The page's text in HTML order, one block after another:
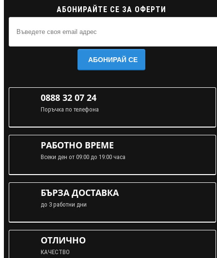
АБОНИРАЙТЕ СЕ ЗА ОФЕРТИ
АБОНИРАЙ СЕ
0888 32 07 24
Поръчка по телефона
РАБОТНО ВРЕМЕ
Всеки ден от 09:00 до 19:00 часа
БЪРЗА ДОСТАВКА
до 3 работни дни
ОТЛИЧНО
КАЧЕСТВО